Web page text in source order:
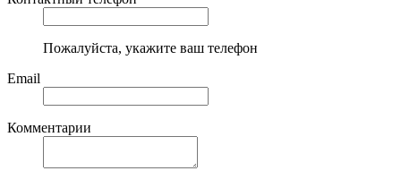
Пожалуйста, укажите ваш телефон
Email
Комментарии